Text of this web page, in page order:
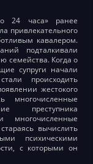
24 часа» ранее
привлекательного
кавалером.
подталкивали
семейства. Когда о
супруги начали
происходить
жестокого
многочисленные
преступника
вычислить
психическими
с которыми он